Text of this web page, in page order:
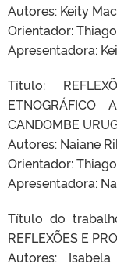
Autores: Keity
Orientador:
Apresentadora:
Título:
ETNOGRÁFICO
CANDOMBE
Autores: Naiane
Orientador:
Apresentadora:
Título do
REFLEXÕES E
Autores: